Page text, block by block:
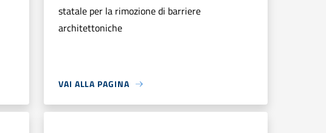
statale per la rimozione di barriere
architettoniche
VAI ALLA PAGINA